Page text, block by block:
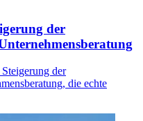
der
der
die echte